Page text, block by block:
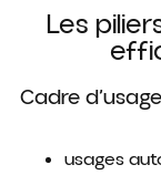
Les
Cadre
usages